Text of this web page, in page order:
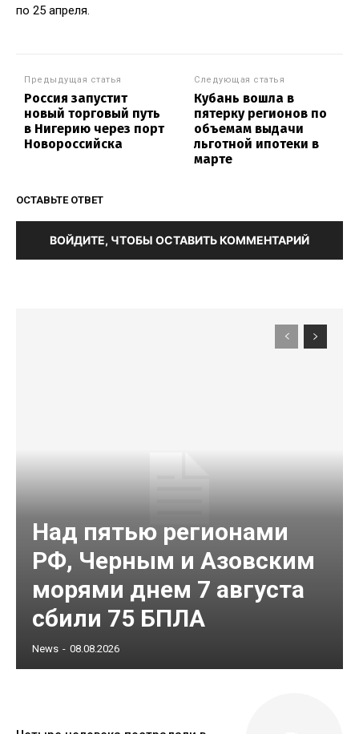
по 25 апреля.
Предыдущая статья
Россия запустит
новый торговый путь
в Нигерию через порт
Новороссийска
Следующая статья
Кубань вошла в
пятерку регионов по
объемам выдачи
льготной ипотеки в
марте
ОСТАВЬТЕ ОТВЕТ
ВОЙДИТЕ, ЧТОБЫ ОСТАВИТЬ КОММЕНТАРИЙ
Над пятью регионами
РФ, Черным и Азовским
морями днем 7 августа
сбили 75 БПЛА
News - 08.08.2026